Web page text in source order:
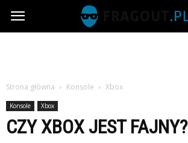
Fragout.pl
Strona główna Konsole Xbox
Konsole Xbox
CZY XBOX JEST FAJNY?